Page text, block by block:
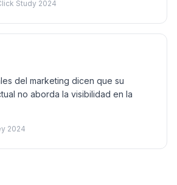
Study 2024
del marketing dicen que su
no aborda la visibilidad en la
2024